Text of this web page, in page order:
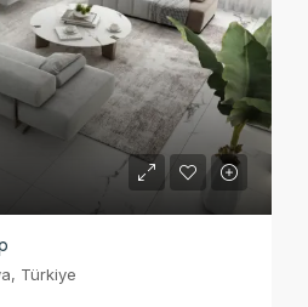
Türkiye